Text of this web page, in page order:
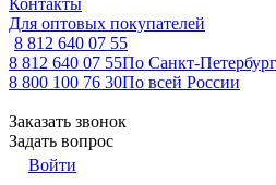
Контакты
Для оптовых покупателей
8 812 640 07 55
8 812 640 07 55По Санкт-
8 800 100 76 30По всей России
Заказать звонок
Задать вопрос
Войти